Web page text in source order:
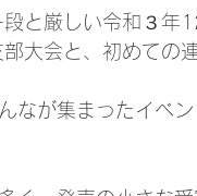
と厳しい令和３年
大会と、初めての
なが集まったイベン